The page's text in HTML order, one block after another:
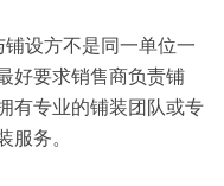
设方不是同一单位一
好要求销售商负责铺
有专业的铺装团队或专
服务。